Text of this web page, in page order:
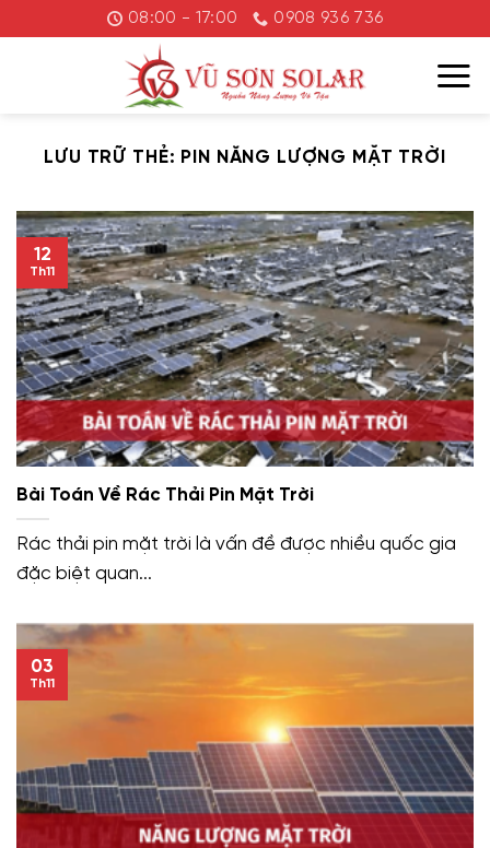
đến
08:00 - 17:00 0908 936 736
LƯU TRỮ THẺ: PIN NĂNG LƯỢNG MẶT TRỜI
Bài Toán Về Rác Thải Pin Mặt Trời
Rác thải pin mặt trời là vấn đề được nhiều quốc gia
đặc biệt quan...
12
Th11
03
Th11